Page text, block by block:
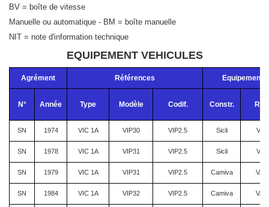
BV = boîte de vitesse
Manuelle ou automatique - BM = boîte manuelle
NIT = note d'information technique
EQUIPEMENT VEHICULES
Agrément Références Equipement
N° Année Type Modèle Codif. Constr. Réf.
SN 1974 VIC 1A VIP30 VIP2.5 Sicli VIP
SN 1978 VIC 1A VIP31 VIP2.5 Sicli VIP
SN 1979 VIC 1A VIP31 VIP2.5 Camiva VAL
SN 1984 VIC 1A VIP32 VIP2.5 Camiva VAL